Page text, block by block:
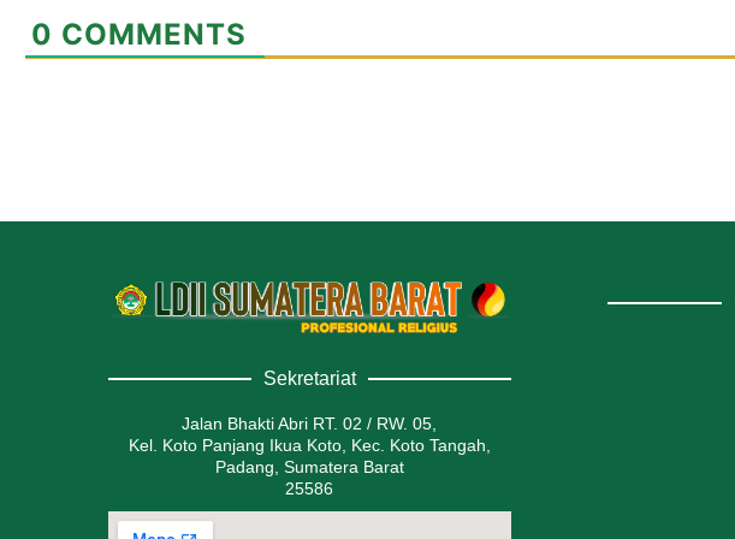
0 COMMENTS
Sekretariat
Jalan Bhakti Abri RT. 02 / RW. 05,
Kel. Koto Panjang Ikua Koto, Kec. Koto Tangah,
Padang, Sumatera Barat
25586